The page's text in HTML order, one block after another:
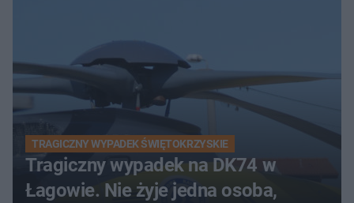
TRAGICZNY WYPADEK ŚWIĘTOKRZYSKIE
Tragiczny wypadek na DK74 w
Łagowie. Nie żyje jedna osoba,